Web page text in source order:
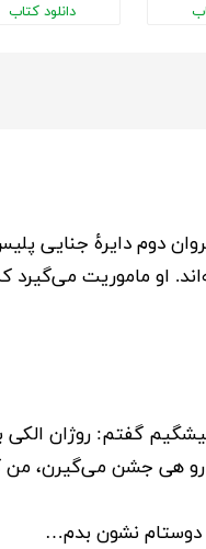
دانلود کتاب
دوم دایرهٔ جنایی
او ماموریت
گفتم: روژان
هی جشن می‌گیرن، من
دوستام نشون بدم…